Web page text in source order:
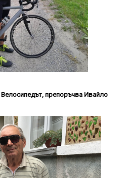
препоръчва Ивайло